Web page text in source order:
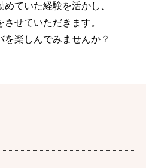
ていた経験を活かし、
せていただきます。
楽しんでみませんか？